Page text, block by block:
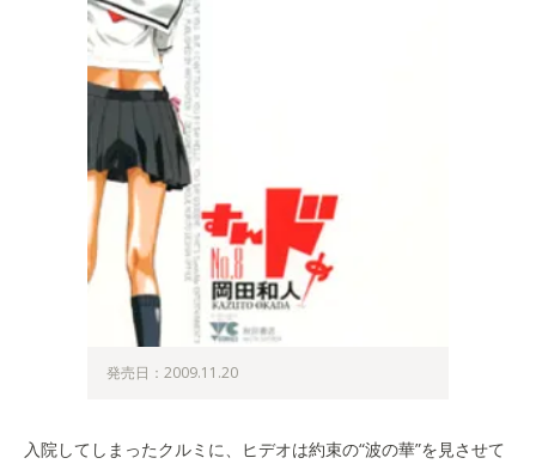
発売日：2009.11.20
入院してしまったクルミに、ヒデオは約束の“波の華”を見させて